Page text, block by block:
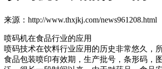
来源：http://www.thxjkj.com/
喷码机在食品行业的应用
喷码技术在饮料行业应用的历史非常悠久，
食品包装喷印有效期，生产批号，条形码，